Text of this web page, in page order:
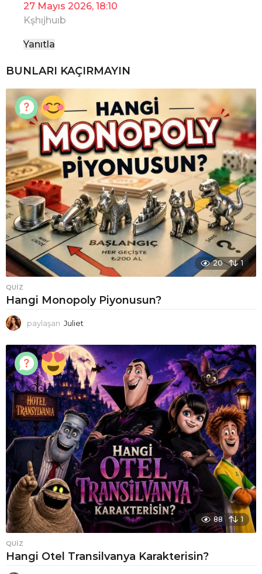
d
:
27 Mayıs 2026, 18:10
Kşhıjhuıb
Yanıtla
BUNLARI KAÇIRMAYIN
20 1
QUIZ
Hangi Monopoly Piyonusun?
paylaşan Juliet
88 1
QUIZ
Hangi Otel Transilvanya Karakterisin?